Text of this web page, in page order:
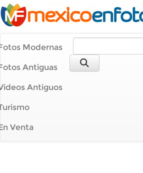
Modernas
Antiguas
Antiguos
Venta